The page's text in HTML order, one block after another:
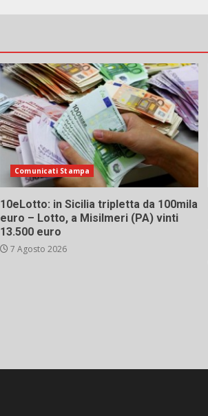
Comunicati Stampa
10eLotto: in Sicilia tripletta da 100mila
euro – Lotto, a Misilmeri (PA) vinti
13.500 euro
7 Agosto 2026